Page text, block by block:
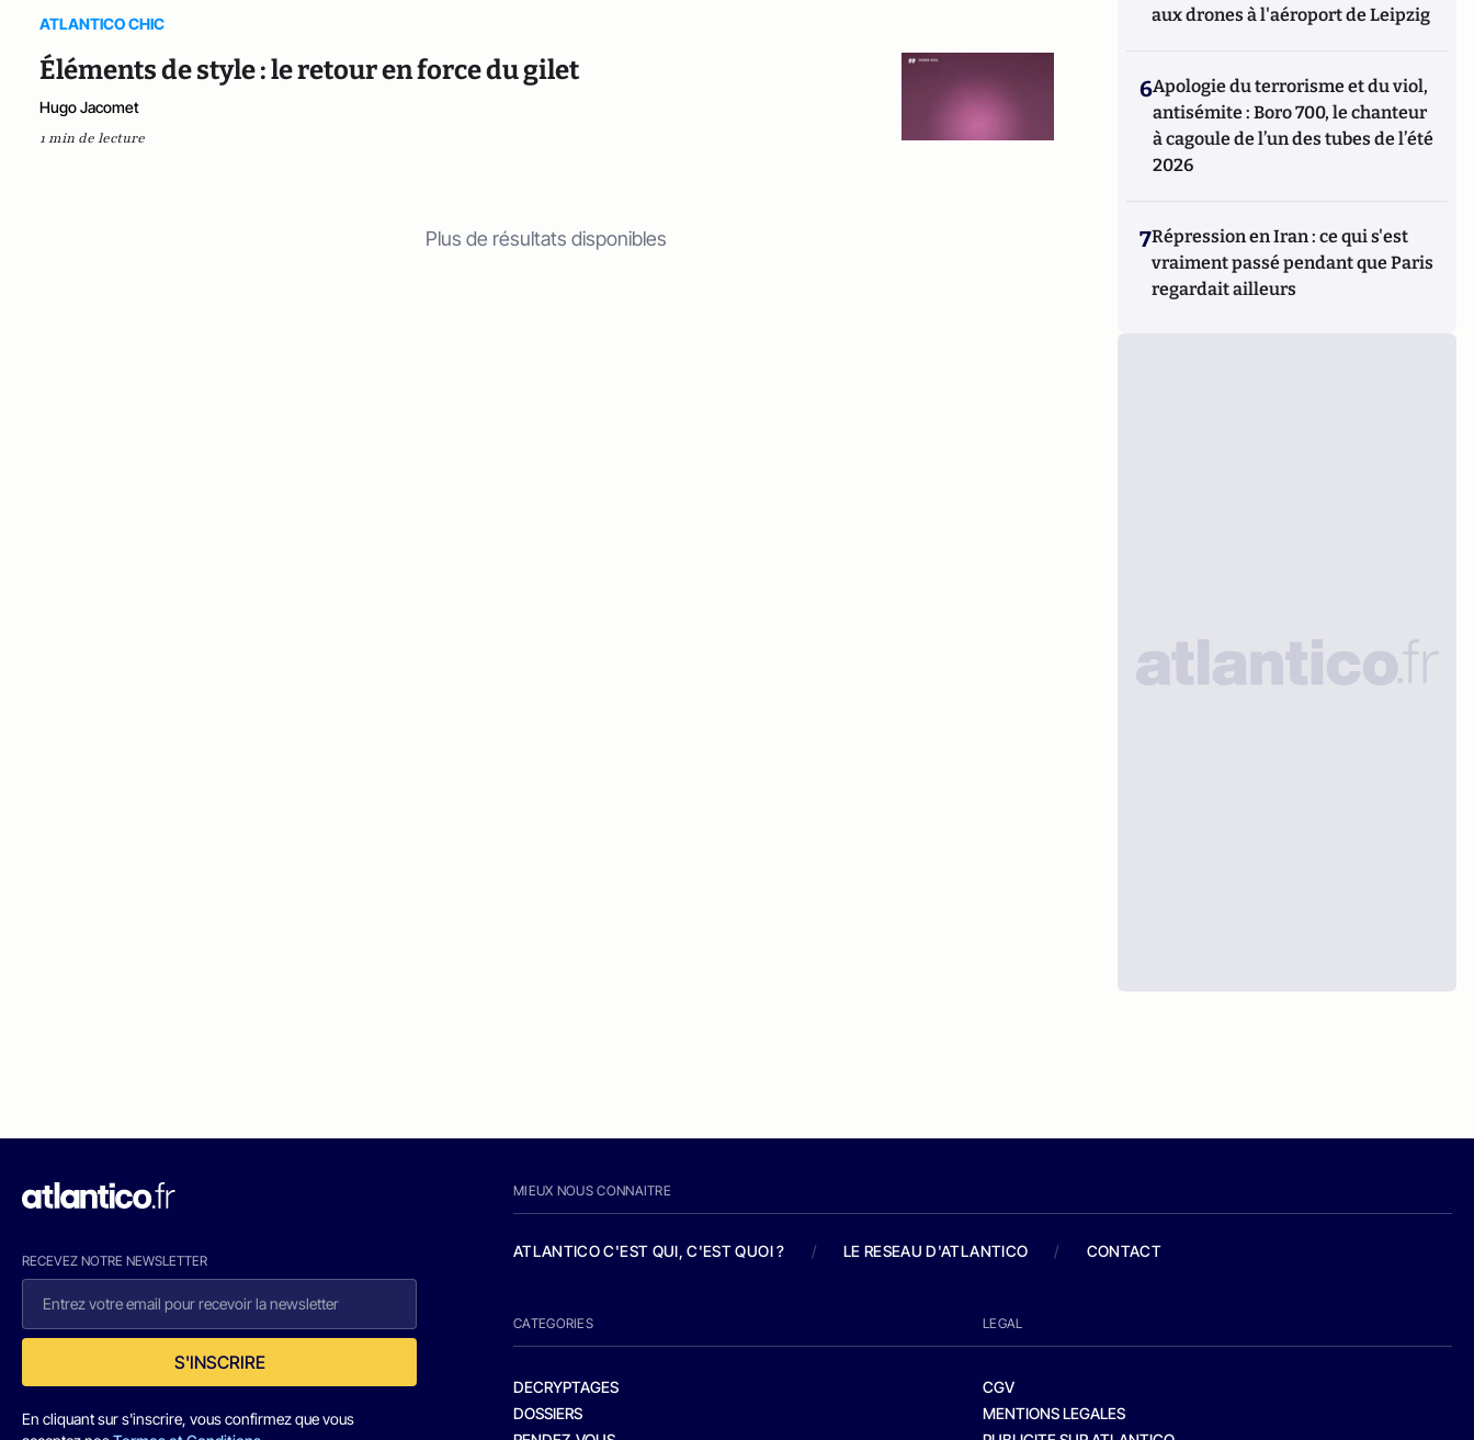
ATLANTICO CHIC
Éléments de style : le retour en force du gilet
Hugo Jacomet
1 min de lecture
Plus de résultats disponibles
aux drones à l'aéroport de Leipzig
6Apologie du terrorisme et du viol,
antisémite : Boro 700, le chanteur
à cagoule de l’un des tubes de l’été
2026
7Répression en Iran : ce qui s'est
vraiment passé pendant que Paris
regardait ailleurs
RECEVEZ NOTRE NEWSLETTER
S'INSCRIRE
En cliquant sur s'inscrire, vous confirmez que vous
MIEUX NOUS CONNAITRE
ATLANTICO C'EST QUI, C'EST QUOI ? / LE RESEAU D'ATLANTICO / CONTACT
CATEGORIES
DECRYPTAGES
DOSSIERS
LEGAL
CGV
MENTIONS LEGALES